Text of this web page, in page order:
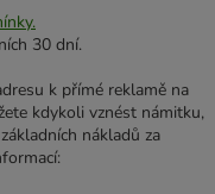
30 dní.
k přímé reklamě na
kdykoli vznést námitku,
nákladů za